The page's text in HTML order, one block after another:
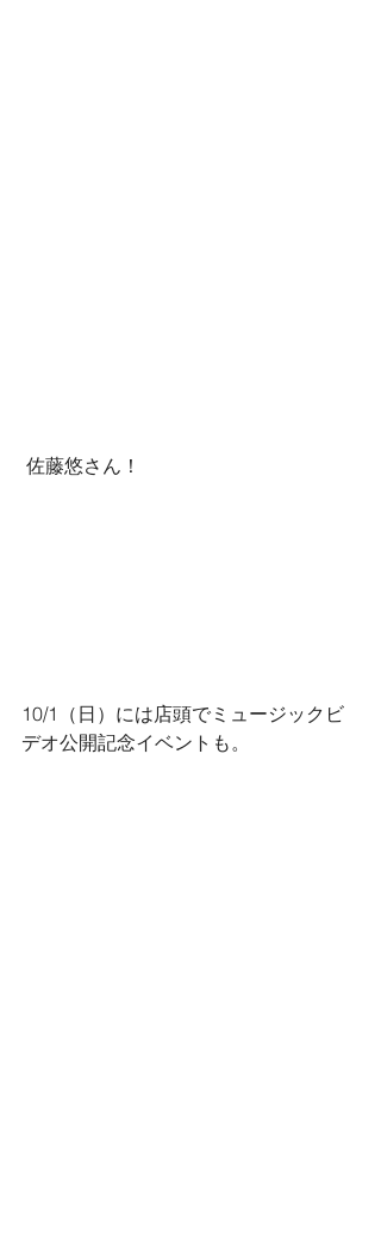
佐藤悠さん！
10/1（日）には店頭でミュージックビ
デオ公開記念イベントも。